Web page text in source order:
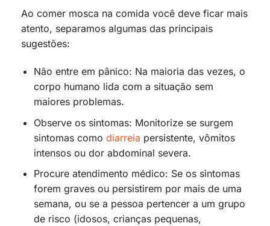
Ao comer mosca na comida você deve ficar mais
atento, separamos algumas das principais
sugestões:
Não entre em pânico: Na maioria das vezes, o
corpo humano lida com a situação sem
maiores problemas.
Observe os sintomas: Monitorize se surgem
sintomas como diarreia persistente, vômitos
intensos ou dor abdominal severa.
Procure atendimento médico: Se os sintomas
forem graves ou persistirem por mais de uma
semana, ou se a pessoa pertencer a um grupo
de risco (idosos, crianças pequenas,